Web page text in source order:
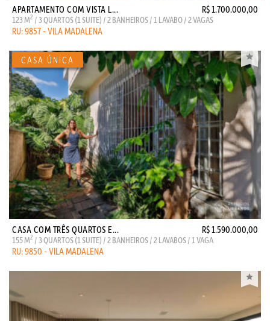
APARTAMENTO COM VISTA L... R$ 1.700.000,00
123 M2 / 3 QUARTOS (1 SUITE) / 2 BANHEIROS / 1 LAVABO / 2 VAGAS
RU: 9857 - VILA MADALENA
CASA COM TRÊS QUARTOS E... R$ 1.590.000,00
155 M2 / 3 QUARTOS (1 SUITE) / 2 BANHEIROS / 2 LAVABOS / 1 VAGA
RU: 9850 - VILA MADALENA